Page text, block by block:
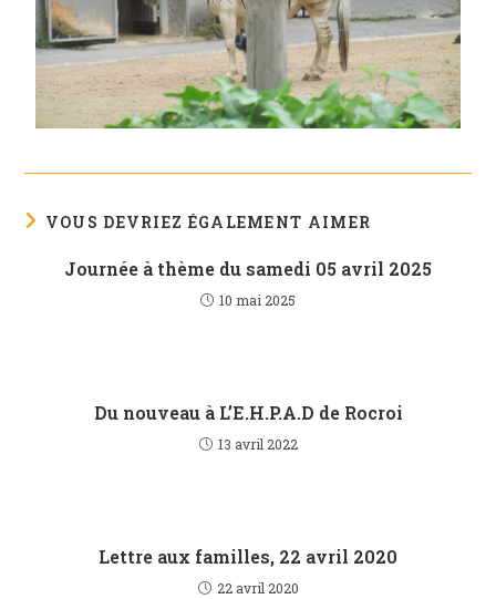
VOUS DEVRIEZ ÉGALEMENT AIMER
Journée à thème du samedi 05 avril 2025
10 mai 2025
Du nouveau à L’E.H.P.A.D de Rocroi
13 avril 2022
Lettre aux familles, 22 avril 2020
22 avril 2020